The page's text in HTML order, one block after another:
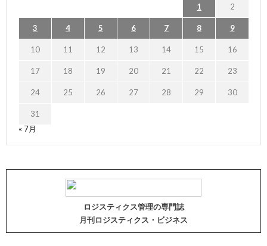
1 2
3 4 5 6 7 8 9
10 11 12 13 14 15 16
17 18 19 20 21 22 23
24 25 26 27 28 29 30
31
« 7月
ロジスティクス管理の専門誌
月刊ロジスティクス・ビジネス